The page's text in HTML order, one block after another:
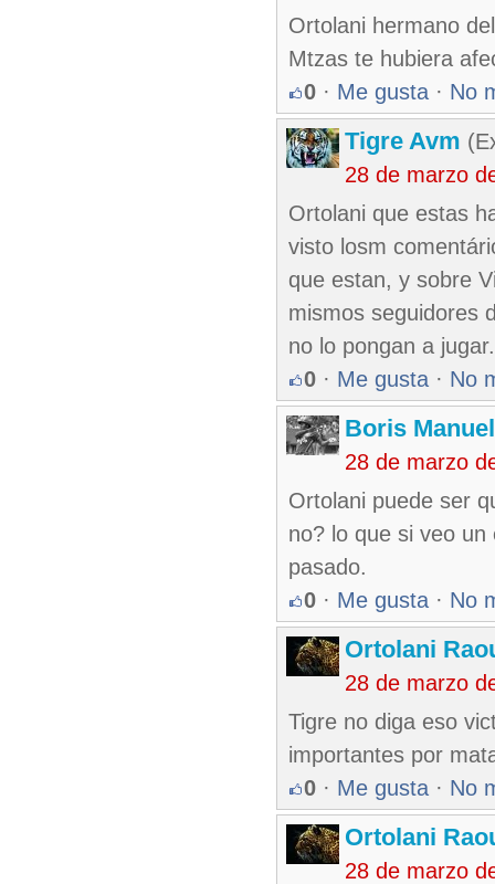
Ortolani hermano
Mtzas te hubiera
0 · Me gusta · No
Tigre Avm
28 de marzo
Ortolani que estas
visto losm
que estan, y sobre
mismos seguidores
no lo pongan a
0 · Me gusta · No
Boris
28 de marzo
Ortolani puede ser
no? lo que si veo
pasado.
0 · Me gusta · No
Ortolani
28 de marzo
Tigre no diga eso
importantes por
0 · Me gusta · No
Ortolani
28 de marzo